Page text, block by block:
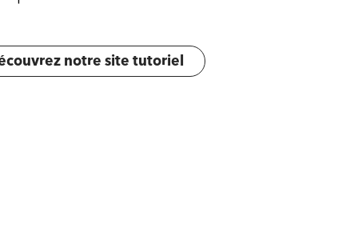
notre site tutoriel